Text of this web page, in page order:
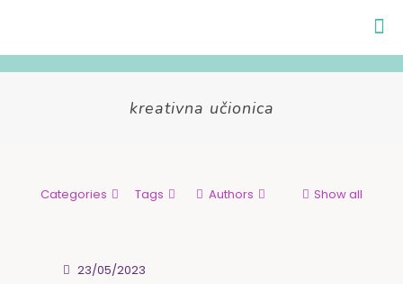
kreativna učionica
Categories Tags Authors Show all
23/05/2023